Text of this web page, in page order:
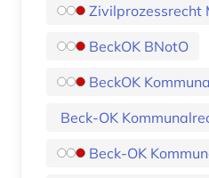
Zivilprozessrecht
BeckOK BNotO
BeckOK
Beck-OK
Beck-OK